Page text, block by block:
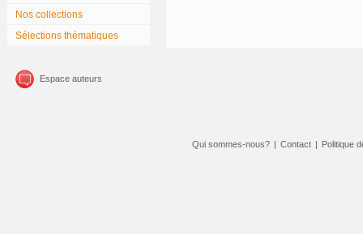
Nos collections
Sélections thématiques
Espace auteurs
Qui sommes-nous? | Contact | Politique